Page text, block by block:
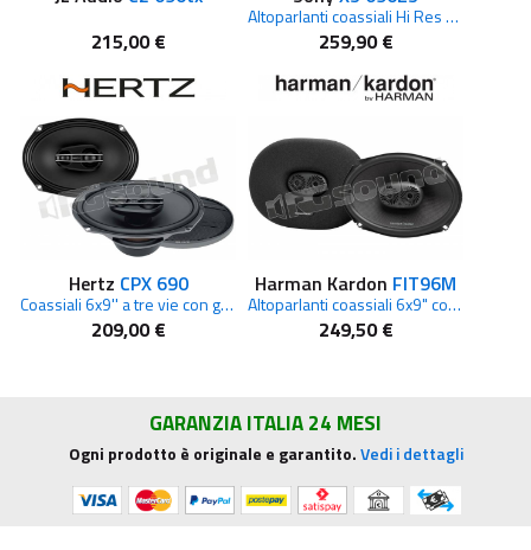
215,00 €
Altoparlanti coassiali Hi Res 6x9'' Serie Mobile ES
259,90 €
Hertz CPX 690
Coassiali 6x9'' a tre vie con griglie
209,00 €
Harman Kardon FIT96M
Altoparlanti coassiali 6x9" con griglie protettive
249,50 €
GARANZIA ITALIA 24 MESI
Ogni prodotto è originale e garantito.Vedi i dettagli